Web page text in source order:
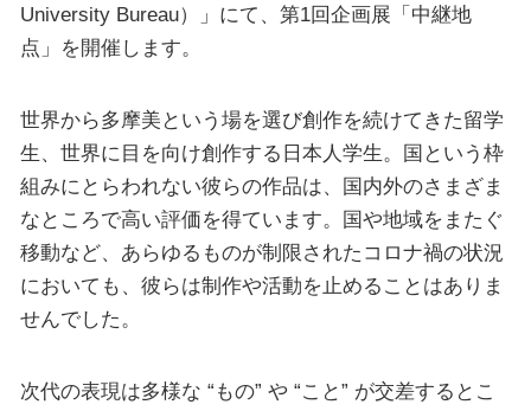
University Bureau）」にて、第1回企画展「中継地
点」を開催します。
世界から多摩美という場を選び創作を続けてきた留学
生、世界に目を向け創作する日本人学生。国という枠
組みにとらわれない彼らの作品は、国内外のさまざま
なところで高い評価を得ています。国や地域をまたぐ
移動など、あらゆるものが制限されたコロナ禍の状況
においても、彼らは制作や活動を止めることはありま
せんでした。
次代の表現は多様な “もの” や “こと” が交差するとこ